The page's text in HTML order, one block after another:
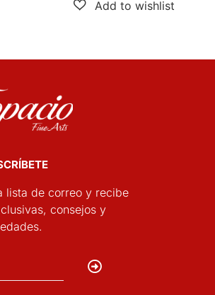
lista de correo y recibe
consejos y